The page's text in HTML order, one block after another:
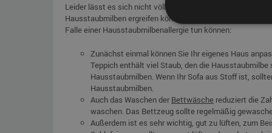
Leider lässt es sich nicht völlig verhindern, dass
Hausstaubmilben ergreifen können. Diese tragen dazu bei,
Falle einer Hausstaubmilbenallergie tun können:
Zunächst einmal können Sie Ihr eigenes Haus
Teppich enthält viel Staub, den die Hausstaubmilbe
Hausstaubmilben. Wenn Ihr Sofa aus Stoff ist,
Hausstaubmilben.
Auch das Waschen der Bettwäsche reduziert die
waschen. Das Bettzeug sollte regelmäßig
Außerdem ist es sehr wichtig, gut zu lüften, zum